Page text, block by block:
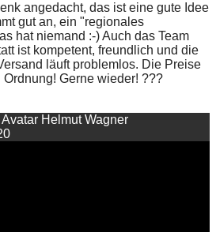
angedacht, das ist eine gute Idee
gut an, ein "regionales
hat niemand :-) Auch das Team
ist kompetent, freundlich und die
läuft problemlos. Die Preise
Gerne wieder! ???
Helmut Wagner